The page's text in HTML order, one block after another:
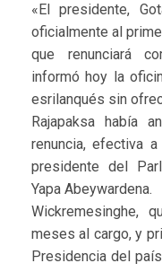
«El presidente,
oficialmente al
que renunciará
informó hoy la
esrilanqués sin
Rajapaksa había
renuncia, efectiva
presidente del
Yapa Abeywardena.
Wickremesinghe,
meses al cargo, y
Presidencia del